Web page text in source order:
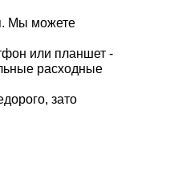
Мы можете
или планшет -
расходные
зато